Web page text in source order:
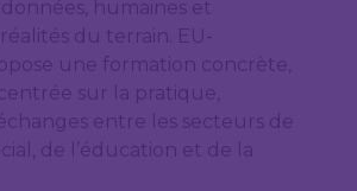
humaines et
du terrain. EU-
une formation concrète,
sur la pratique,
entre les secteurs de
de l’éducation et de la